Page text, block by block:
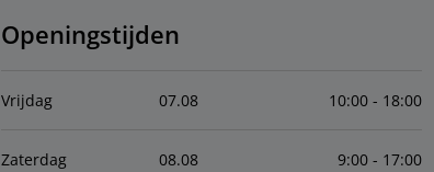
Openingstijden
Vrijdag 07.08 10:00 - 18:00
Zaterdag 08.08 9:00 - 17:00